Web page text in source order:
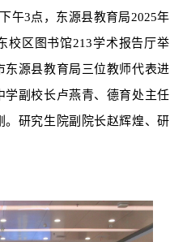
午3点，东源县教育局2025年
校区图书馆213学术报告厅举
源县教育局三位教师代表进
副校长卢燕青、德育处主任
研究生院副院长赵辉煌、研